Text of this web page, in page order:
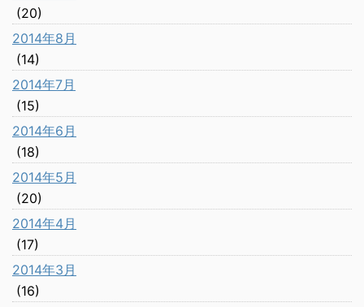
(20)
2014年8月
(14)
2014年7月
(15)
2014年6月
(18)
2014年5月
(20)
2014年4月
(17)
2014年3月
(16)